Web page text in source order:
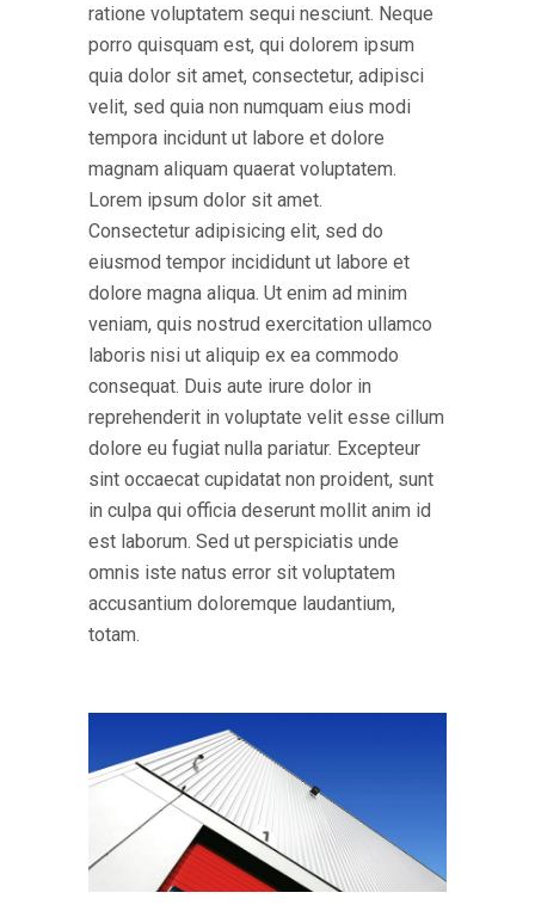
ratione voluptatem sequi nesciunt. Neque
porro quisquam est, qui dolorem ipsum
quia dolor sit amet, consectetur, adipisci
velit, sed quia non numquam eius modi
tempora incidunt ut labore et dolore
magnam aliquam quaerat voluptatem.
Lorem ipsum dolor sit amet.
Consectetur adipisicing elit, sed do
eiusmod tempor incididunt ut labore et
dolore magna aliqua. Ut enim ad minim
veniam, quis nostrud exercitation ullamco
laboris nisi ut aliquip ex ea commodo
consequat. Duis aute irure dolor in
reprehenderit in voluptate velit esse cillum
dolore eu fugiat nulla pariatur. Excepteur
sint occaecat cupidatat non proident, sunt
in culpa qui officia deserunt mollit anim id
est laborum. Sed ut perspiciatis unde
omnis iste natus error sit voluptatem
accusantium doloremque laudantium,
totam.